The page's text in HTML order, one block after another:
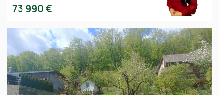
73 990 €
Stavebný pozemok Pod Wilec
hôrkou v Prešove
Stavebný
pozemok
Prešov
Pod Wilec
hôrkou